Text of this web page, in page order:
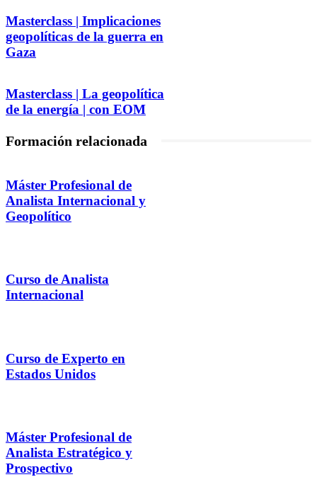
Masterclass | Implicaciones
geopolíticas de la guerra en
Gaza
Masterclass | La geopolítica
de la energía | con EOM
Formación relacionada
Máster Profesional de
Analista Internacional y
Geopolítico
Curso de Analista
Internacional
Curso de Experto en
Estados Unidos
Máster Profesional de
Analista Estratégico y
Prospectivo